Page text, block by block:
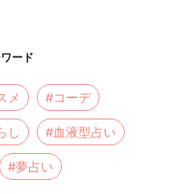
ード
メ #コーデ
し #血液型占い
#夢占い